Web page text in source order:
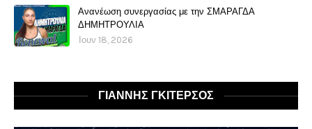
Ανανέωση συνεργασίας με την ΣΜΑΡΑΓΔΑ
ΔΗΜΗΤΡΟΥΛΙΑ
Ιουν 18, 2026
ΓΙΑΝΝΗΣ ΓΚΙΤΕΡΣΟΣ